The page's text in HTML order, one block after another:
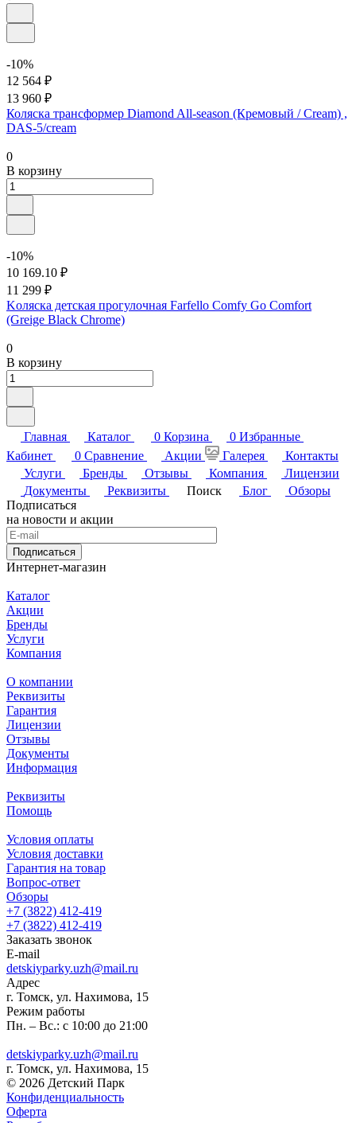
-10%
12 564 ₽
13 960 ₽
Коляска трансформер Diamond All-season (Кремовый / Cream) ,
DAS-5/cream
0
В корзину
-10%
10 169.10 ₽
11 299 ₽
Kоляска детская прогулочная Farfello Comfy Go Comfort
(Greige Black Chrome)
0
В корзину
Главная Каталог 0 Корзина 0 Избранные
Кабинет
0 Сравнение Акции Галерея
Контакты
Услуги
Бренды Отзывы Компания
Лицензии
Документы
Реквизиты Поиск Блог
Обзоры
Подписаться
на новости и акции
Подписаться
Интернет-магазин
Каталог
Акции
Бренды
Услуги
Компания
О компании
Реквизиты
Гарантия
Лицензии
Отзывы
Документы
Информация
Реквизиты
Помощь
Условия оплаты
Условия доставки
Гарантия на товар
Вопрос-ответ
Обзоры
+7 (3822) 412-419
+7 (3822) 412-419
Заказать звонок
E-mail
detskiyparky.uzh@mail.ru
Адрес
г. Томск, ул. Нахимова, 15
Режим работы
Пн. – Вс.: с 10:00 до 21:00
detskiyparky.uzh@mail.ru
г. Томск, ул. Нахимова, 15
© 2026 Детский Парк
Конфиденциальность
Оферта